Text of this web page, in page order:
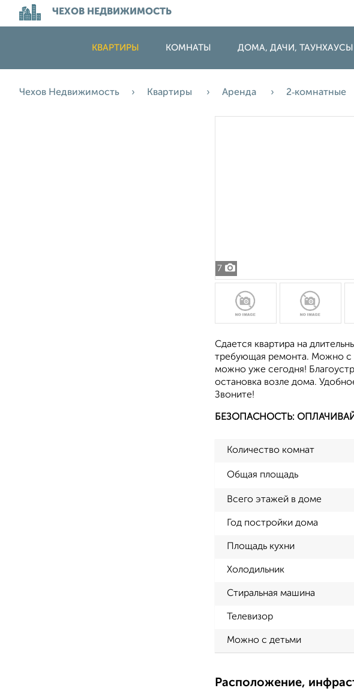
ЧЕХОВ НЕДВИЖИМОСТЬ
КВАРТИРЫ КОМНАТЫ ДОМА, ДАЧИ, ТАУНХАУСЫ
Чехов Недвижимость Квартиры Аренда 2‑комнатные
7
Сдается квартира на
требующая ремонта. Можно с
можно уже сегодня!
остановка возле дома.
Звоните!
БЕЗОПАСНОСТЬ:
Количество комнат
Общая площадь
Всего этажей в доме
Год постройки дома
Площадь кухни
Холодильник
Стиральная машина
Телевизор
Можно с детьми
Расположение,